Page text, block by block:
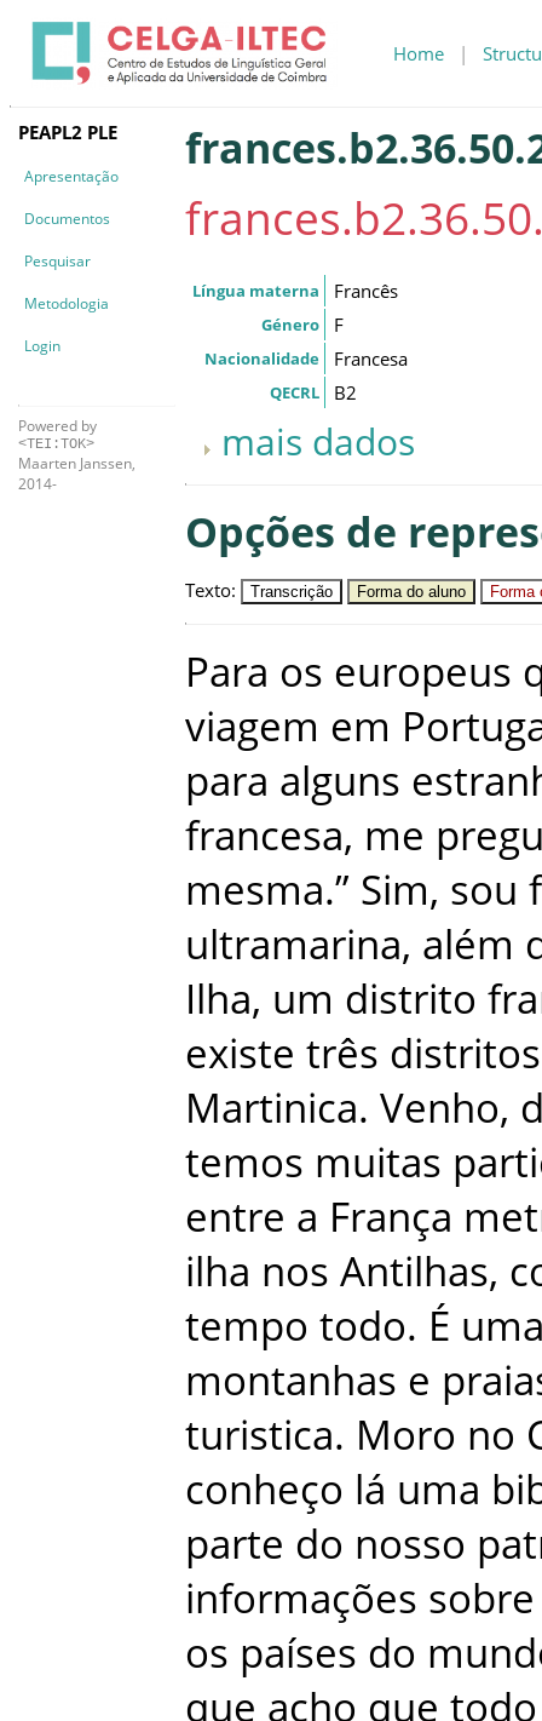
Home |
PEAPL2 PLE
Apresentação
Documentos
Pesquisar
Metodologia
Login
Powered by
<TEI:TOK>
Maarten Janssen,
2014-
Língua materna Francês
Género F
Nacionalidade Francesa
QECRL B2
mais dados
Opções de
Texto: Transcrição Forma do aluno Forma
Para os europeus
viagem em
para alguns
francesa, me
mesma.” Sim, sou
ultramarina, além
Ilha, um distrito
existe três distritos
Martinica. Venho,
temos muitas
entre a França
ilha nos Antilhas,
tempo todo. É
montanhas e
turistica. Moro no
conheço lá uma
parte do nosso
informações sobre
os países do
que acho que todo